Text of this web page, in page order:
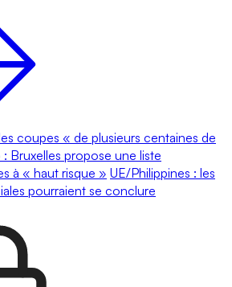
coupes « de plusieurs centaines de
: Bruxelles propose une liste
à « haut risque » UE/Philippines : les
pourraient se conclure